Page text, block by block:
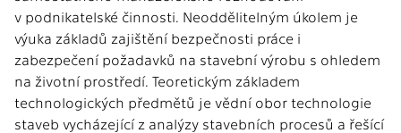
v podnikatelské činnosti. Neoddělitelným úkolem je
výuka základů zajištění bezpečnosti práce i
zabezpečení požadavků na stavební výrobu s ohledem
na životní prostředí. Teoretickým základem
technologických předmětů je vědní obor technologie
staveb vycházející z analýzy stavebních procesů a řešící